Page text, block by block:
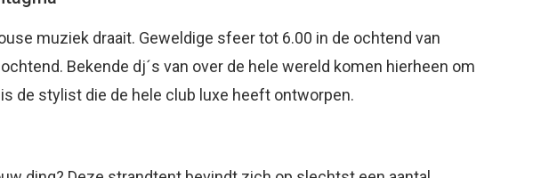
muziek draait. Geweldige sfeer tot 6.00 in de ochtend van
Bekende dj´s van over de hele wereld komen hierheen om
de stylist die de hele club luxe heeft ontworpen.